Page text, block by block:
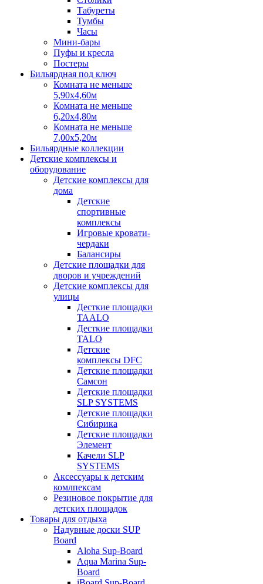
Табуреты
Тумбы
Часы
Мини-бары
Пуфы и кресла
Постеры
Бильярдная под ключ
Комната не меньше
5,90х4,60м
Комната не меньше
6,20х4,80м
Комната не меньше
7,00х5,20м
Бильярдные коллекции
Детские комплексы и
оборудование
Детские комплексы для
дома
Детские
спортивные
комплексы
Игровые кровати-
чердаки
Балансиры
Детские площадки для
дворов и учреждений
Детские комплексы для
улицы
Десткие площадки
TAALO
Десткие площадки
TALO
Детские
комплексы DFC
Детские площадки
Самсон
Детские площадки
SLP SYSTEMS
Детские площадки
Сибирика
Детские площадки
Элемент
Качели SLP
SYSTEMS
Аксессуары к детским
комлпексам
Резиновое покрытие для
детских площадок
Товары для отдыха
Надувные доски SUP
Board
Aloha Sup-Board
Aqua Marina Sup-
Board